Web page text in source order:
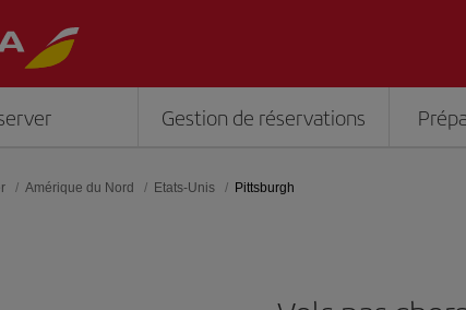
Gestion de réservations
Amérique du Nord Etats-Unis Pittsburgh